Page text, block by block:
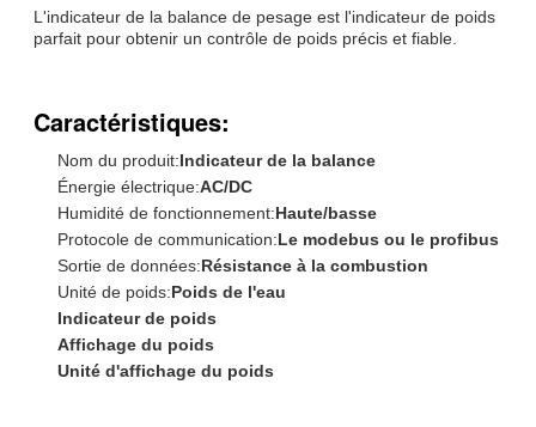
L'indicateur de la balance de pesage est l'indicateur de poids
parfait pour obtenir un contrôle de poids précis et fiable.
Caractéristiques:
Nom du produit:Indicateur de la balance
Énergie électrique:AC/DC
Humidité de fonctionnement:Haute/basse
Protocole de communication:Le modebus ou le profibus
Sortie de données:Résistance à la combustion
Unité de poids:Poids de l'eau
Indicateur de poids
Affichage du poids
Unité d'affichage du poids